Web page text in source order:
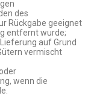
des
Rückgabe geeignet
entfernt wurde;
auf Grund
vermischt
wenn die